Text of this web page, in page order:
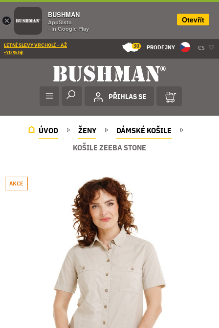
LETNÍ SLEVY VRCHOLÍ – AŽ
-70 %!☀️
30 PRODEJNY CS
PŘIHLAS SE
ÚVOD ŽENY
DÁMSKÉ KOŠILE
KOŠILE ZEEBA STONE
AKCE
×
BUSHMAN
AppSisto
- In Google Play
Otevřít